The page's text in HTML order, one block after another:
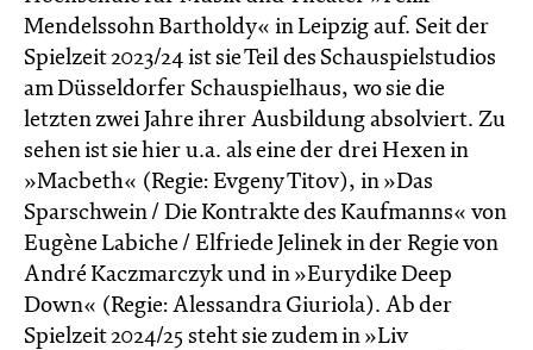
Mendelssohn Bartholdy« in Leipzig auf. Seit der
Spielzeit 2023/24 ist sie Teil des Schauspielstudios
am Düsseldorfer Schauspielhaus, wo sie die
letzten zwei Jahre ihrer Ausbildung absolviert. Zu
sehen ist sie hier u.a. als eine der drei Hexen in
»Macbeth« (Regie: Evgeny Titov), in »Das
Sparschwein / Die Kontrakte des Kaufmanns« von
Eugène Labiche / Elfriede Jelinek in der Regie von
André Kaczmarczyk und in »Eurydike Deep
Down« (Regie: Alessandra Giuriola). Ab der
Spielzeit 2024/25 steht sie zudem in »Liv